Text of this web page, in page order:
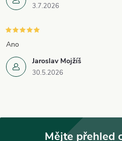
3.7.2026
Jaroslav Mojžíš
30.5.2026
Ano
Mějte přehled